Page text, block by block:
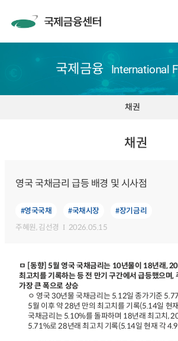
국제금융 International
채권
채권
영국 국채금리 급등 배경 및 시사점
#영국국채 #국채시장
#장기금리
주혜원, 김선경 2026.05.15
ㅁ [동향] 5월 영국 국채금리는 10년물이 18년래,
최고치를 기록하는 등 전 만기 구간에서 급등했으며,
가장 큰 폭으로 상승
ㅇ 영국 30년물 국채금리는 5.12일 종가기준
5월 이후 약 28년 만의 최고치를 기록(5.14일 현
국채금리는 5.10%를 돌파하며 18년래 최고치,
5.71%로 28년래 최고치 기록(5.14일 현재 각